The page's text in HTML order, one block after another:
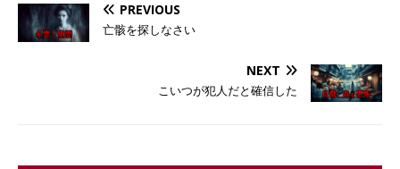
PREVIOUS
亡骸を探しなさい
NEXT
こいつが犯人だと確信した